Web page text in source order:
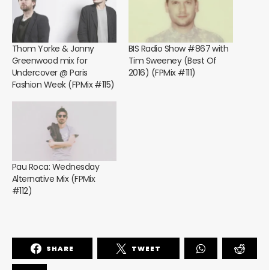
Thom Yorke & Jonny
Greenwood mix for
Undercover @ Paris
Fashion Week (FPMix #115)
BIS Radio Show #867 with
Tim Sweeney (Best Of
2016) (FPMix #111)
Pau Roca: Wednesday
Alternative Mix (FPMix
#112)
SHARE TWEET